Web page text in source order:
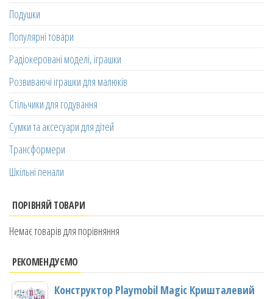
Подушки
Популярні товари
Радіокеровані моделі, іграшки
Розвиваючі іграшки для малюків
Стільчики для годування
Сумки та аксесуари для дітей
Трансформери
Шкільні пенали
ПОРІВНЯЙ ТОВАРИ
Немає товарів для порівняння
РЕКОМЕНДУЄМО
Конструктор Playmobil Magic Кришталевий